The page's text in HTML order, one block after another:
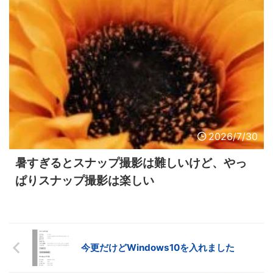
2026/7/30
暑すぎるとスナップ撮影は難しいけど、やっ
ぱりスナップ撮影は楽しい
今更だけどWindows10を入れました